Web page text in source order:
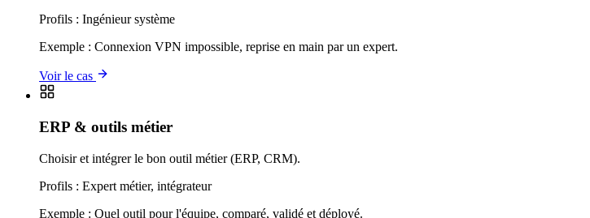
Profils : Ingénieur système
Exemple : Connexion VPN impossible, reprise en main par un expert.
Voir le cas
ERP & outils métier
Choisir et intégrer le bon outil métier (ERP, CRM).
Profils : Expert métier, intégrateur
Exemple : Quel outil pour l'équipe, comparé, validé et déployé.